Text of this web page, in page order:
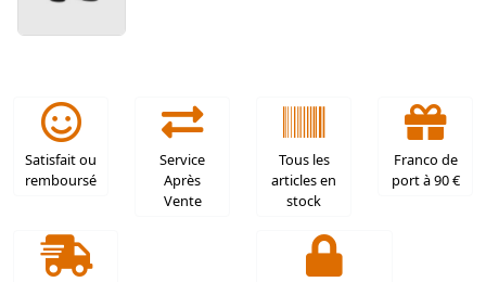
Satisfait ou
remboursé
Service
Après
Vente
Tous les
articles en
stock
Franco de
port à 90 €